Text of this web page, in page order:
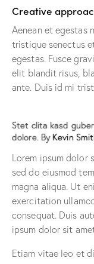
Creative
Aenean et egestas
tristique senectus
egestas. Fusce
elit blandit risus,
ante. Duis id mi
Stet clita kasd
dolore. ByKevin
Lorem ipsum dolor
sed do eiusmod
magna aliqua. Ut
exercitation
consequat. Duis
ipsum dolor sit
Etiam vitae leo et